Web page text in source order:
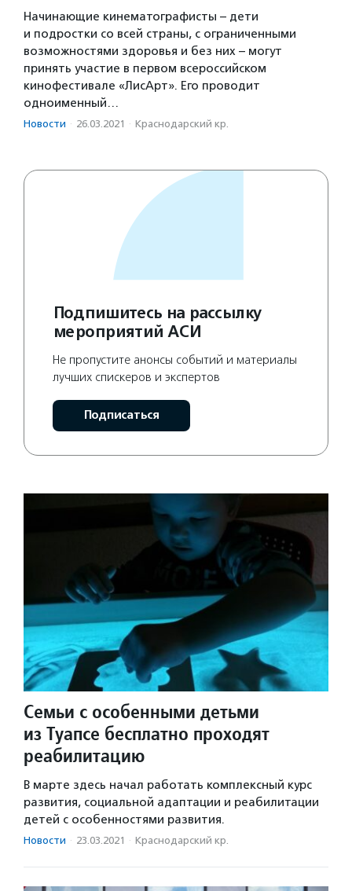
Начинающие кинематографисты – дети
и подростки со всей страны, с ограниченными
возможностями здоровья и без них – могут
принять участие в первом всероссийском
кинофестивале «ЛисАрт». Его проводит
одноименный…
Новости · 26.03.2021 · Краснодарский кр.
Подпишитесь на рассылку
мероприятий АСИ
Не пропустите анонсы событий и материалы
лучших спискеров и экспертов
Подписаться
Семьи с особенными детьми
из Туапсе бесплатно проходят
реабилитацию
В марте здесь начал работать комплексный курс
развития, социальной адаптации и реабилитации
детей с особенностями развития.
Новости · 23.03.2021 · Краснодарский кр.